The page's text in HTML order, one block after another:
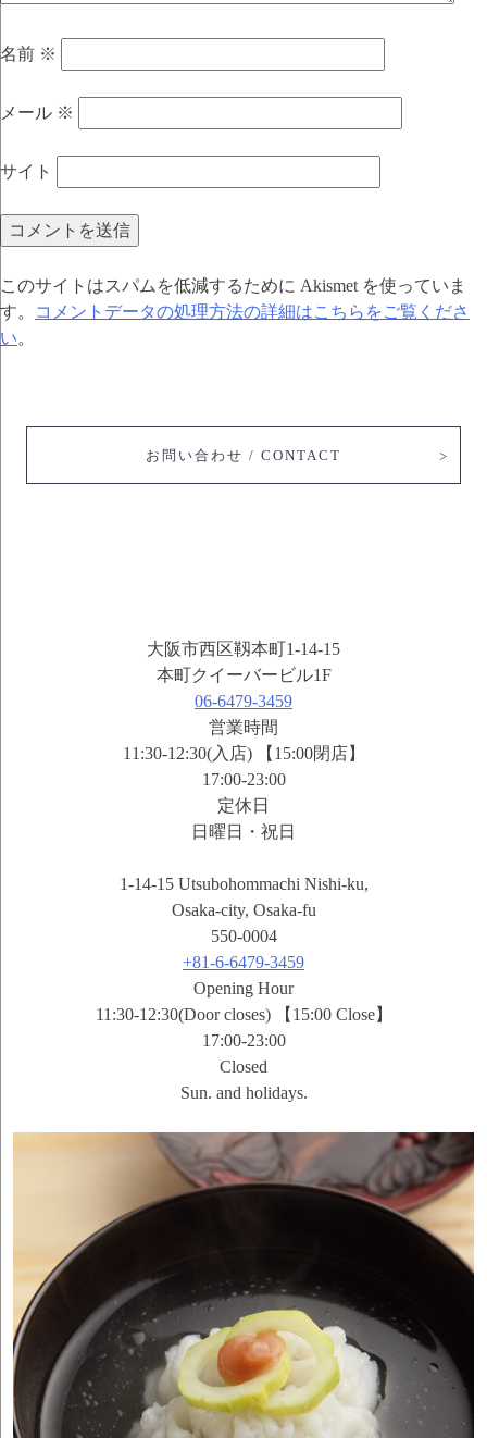
名前 ※
メール ※
サイト
このサイトはスパムを低減するために Akismet を使っていま
す。
コメントデータの処理方法の詳細はこちらをご覧くださ
い。
お問い合わせ / CONTACT
大阪市西区靱本町1-14-15
本町クイーバービル1F
06-6479-3459
営業時間
11:30-12:30(入店) 【15:00閉店】
17:00-23:00
定休日
日曜日・祝日
1-14-15 Utsubohommachi Nishi-ku,
Osaka-city, Osaka-fu
550-0004
+81-6-6479-3459
Opening Hour
11:30-12:30(Door closes) 【15:00 Close】
17:00-23:00
Closed
Sun. and holidays.